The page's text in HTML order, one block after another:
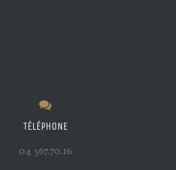
TÉLÉPHONE
04 367.70.16